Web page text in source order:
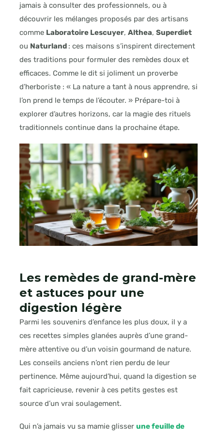
jamais à consulter des professionnels, ou à
découvrir les mélanges proposés par des artisans
comme Laboratoire Lescuyer, Althea, Superdiet
ou Naturland : ces maisons s’inspirent directement
des traditions pour formuler des remèdes doux et
efficaces. Comme le dit si joliment un proverbe
d’herboriste : « La nature a tant à nous apprendre, si
l’on prend le temps de l’écouter. » Prépare-toi à
explorer d’autres horizons, car la magie des rituels
traditionnels continue dans la prochaine étape.
Les remèdes de grand-mère
et astuces pour une
digestion légère
Parmi les souvenirs d’enfance les plus doux, il y a
ces recettes simples glanées auprès d’une grand-
mère attentive ou d’un voisin gourmand de nature.
Les conseils anciens n’ont rien perdu de leur
pertinence. Même aujourd’hui, quand la digestion se
fait capricieuse, revenir à ces petits gestes est
source d’un vrai soulagement.
Qui n’a jamais vu sa mamie glisser une feuille de